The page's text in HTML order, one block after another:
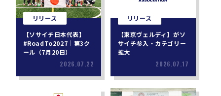
リリース
【ソサイチ日本代表】
#RoadTo2027｜第3ク
ール（7月20日）
2026.07.22
リリース
【東京ヴェルディ】がソ
サイチ参入・カテゴリー
拡大
2026.07.17